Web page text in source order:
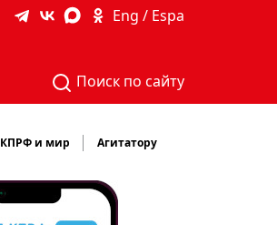
Eng / Espa
Поиск по сайту
КПРФ и мир Агитатору